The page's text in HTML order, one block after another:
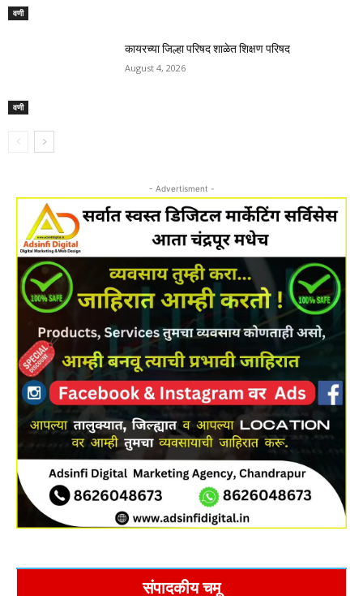
वणी
वणी
कायरच्या जिल्हा परिषद शाळेत शिक्षण परिषद
August 4, 2026
- Advertisment -
संपादकीय चमू